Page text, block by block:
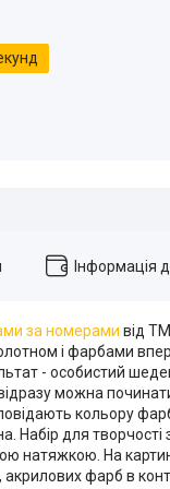
Інформація
за номерами від
і фарбами
- особистий
можна
кольору
Набір для
натяжкою. На
фарб в